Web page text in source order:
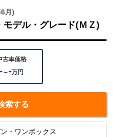
月)
デル・グレード(ＭＺ)
古車価格
-～-万円
索する
・ワンボックス